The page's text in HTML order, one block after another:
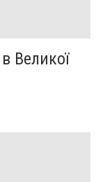
Великої